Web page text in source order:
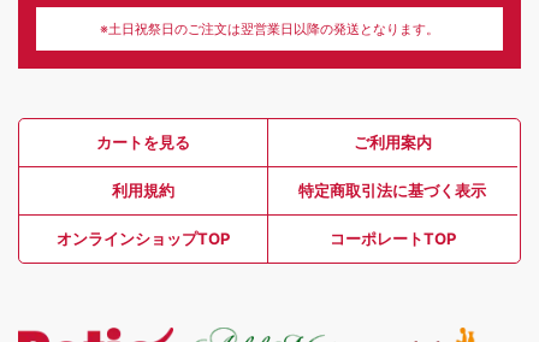
※土日祝祭日のご注文は翌営業日以降の発送となります。
カートを見る ご利用案内
利用規約 特定商取引法に基づく表示
オンラインショップTOP コーポレートTOP